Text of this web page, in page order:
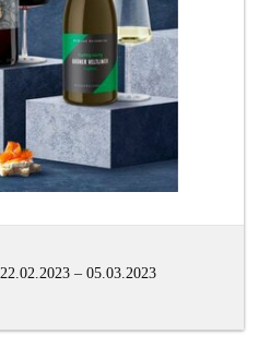
22.02.2023 – 05.03.2023